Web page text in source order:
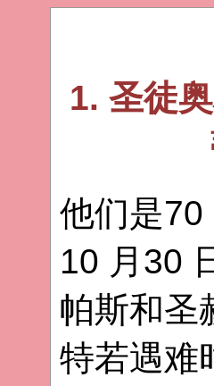
1. 圣徒
他们是70
10 月30
帕斯和圣
特若遇难